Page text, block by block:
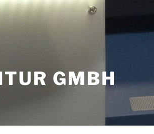
GMBH